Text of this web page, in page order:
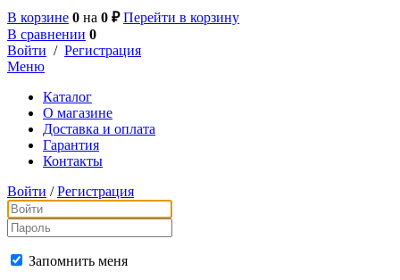
В корзине 0 на 0 ₽ Перейти в корзину
В сравнении 0
Войти / Регистрация
Меню
Каталог
О магазине
Доставка и оплата
Гарантия
Контакты
Войти / Регистрация
Запомнить меня